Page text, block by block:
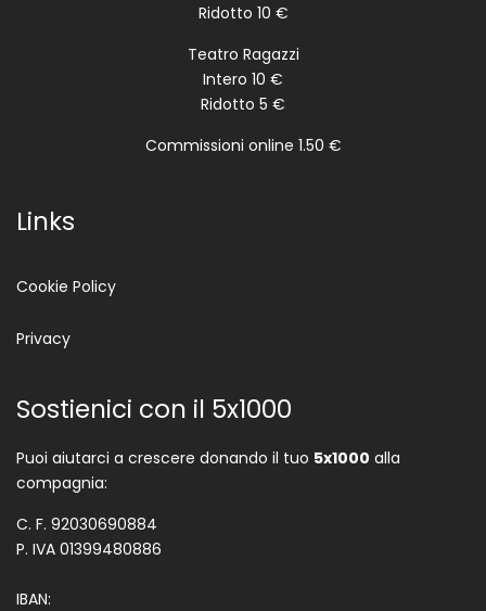
Ridotto 10 €
Teatro Ragazzi
Intero 10 €
Ridotto 5 €
Commissioni online 1.50 €
Links
Cookie Policy
Privacy
Sostienici con il 5x1000
Puoi aiutarci a crescere donando il tuo 5x1000 alla
compagnia:
C. F. 92030690884
P. IVA 01399480886
IBAN: